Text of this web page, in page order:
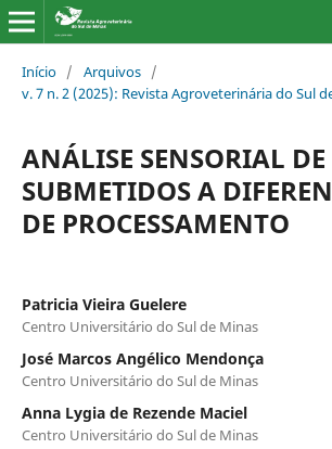
Início / Arquivos /
v. 7 n. 2 (2025): Revista Agroveterinária do Sul
ANÁLISE SENSORIAL DE
SUBMETIDOS A
DE PROCESSAMENTO
Patricia Vieira Guelere
Centro Universitário do Sul de Minas
José Marcos Angélico Mendonça
Centro Universitário do Sul de Minas
Anna Lygia de Rezende Maciel
Centro Universitário do Sul de Minas